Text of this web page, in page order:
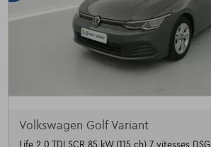
Volkswagen Golf Variant
Life 2.0 TDI SCR 85 kW (115 ch) 7 vitesses DSG